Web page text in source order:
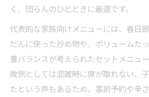
く、団らんのひとときに最適です。
代表的な家族向けメニューには、春日
だんに使った炒め物や、ボリュームた
養バランスが考えられたセットメニュ
敗例としては混雑時に席が取れない、
たという声もあるため、事前予約や辛